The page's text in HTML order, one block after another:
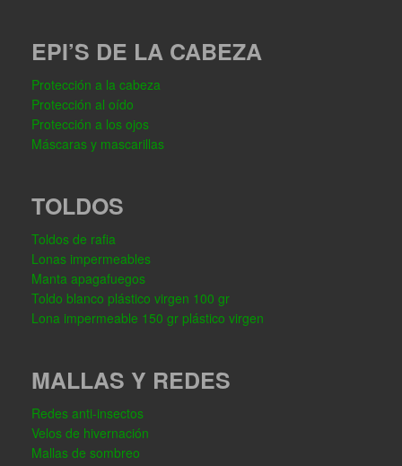
EPI’S DE LA CABEZA
Protección a la cabeza
Protección al oído
Protección a los ojos
Máscaras y mascarillas
TOLDOS
Toldos de rafia
Lonas impermeables
Manta apagafuegos
Toldo blanco plástico virgen 100 gr
Lona impermeable 150 gr plástico virgen
MALLAS Y REDES
Redes anti-insectos
Velos de hivernación
Mallas de sombreo